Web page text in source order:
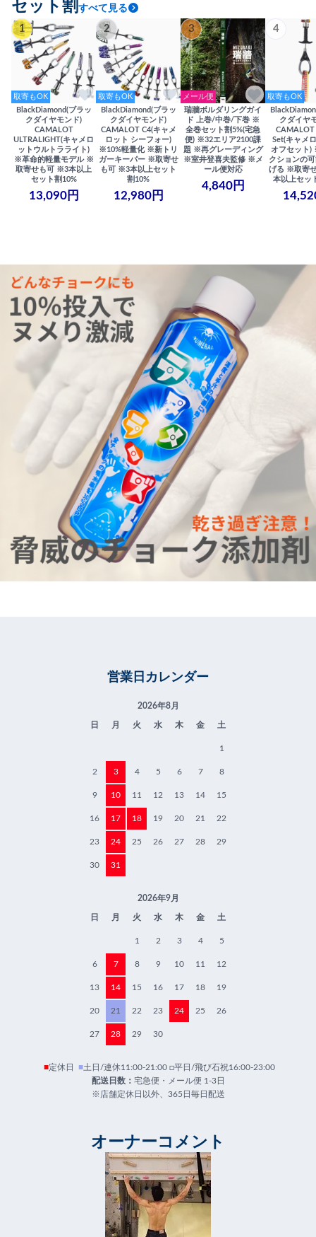
セット割 すべて見る
1
取寄もOK
BlackDiamond(ブラッ
クダイヤモンド)
CAMALOT
ULTRALIGHT(キャメロ
ットウルトラライト)
※革命的軽量モデル ※
取寄せも可 ※3本以上
セット割10%
13,090円
2
取寄もOK
BlackDiamond(ブラッ
クダイヤモンド)
CAMALOT C4(キャメ
ロット シーフォー)
※10%軽量化 ※新トリ
ガーキーパー ※取寄せ
も可 ※3本以上セット
割10%
12,980円
3
メール便
瑞牆ボルダリングガイ
ド 上巻/中巻/下巻 ※
全巻セット割5%(宅急
便) ※32エリア2100課
題 ※再グレーディング
※室井登喜夫監修 ※メ
ール便対応
4,840円
4
取寄もOK
クダイヤ
Set(キャメ
オフセット)
クションの
げる ※取寄
本以上セッ
営業日カレンダー
2026年8月
日 月 火 水 木 金 土
1
2 3 4 5 6 7 8
9 10 11 12 13 14 15
16 17 18 19 20 21 22
23 24 25 26 27 28 29
30 31
2026年9月
日 月 火 水 木 金 土
1 2 3 4 5
6 7 8 9 10 11 12
13 14 15 16 17 18 19
20 21 22 23 24 25 26
27 28 29 30
■定休日 ■土日/連休11:00-21:00 □平日/飛び石祝16:00-23:00
配送日数： 宅急便・メール便 1-3日
※店舗定休日以外、365日毎日配送
オーナーコメント